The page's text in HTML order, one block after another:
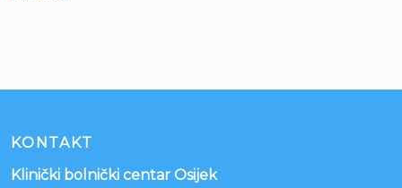
KONTAKT
Klinički bolnički centar Osijek